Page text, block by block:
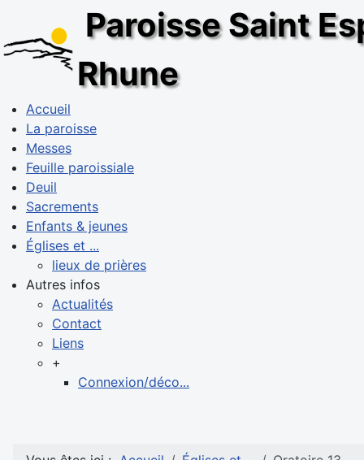
Paroisse Saint
Rhune
Accueil
La paroisse
Messes
Feuille paroissiale
Deuil
Sacrements
Enfants & jeunes
Églises et ...
lieux de prières
Autres infos
Actualités
Contact
Liens
+
Connexion/déco...